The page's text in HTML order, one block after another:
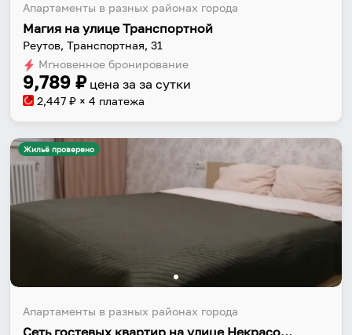
Апартаменты в разных районах города
Магия на улице Транспортной
Реутов, Транспортная, 31
Мгновенное бронирование
9,789 ₽ цена за за сутки
2,447 ₽ × 4 платежа
Жильё проверено
Апартаменты в разных районах города